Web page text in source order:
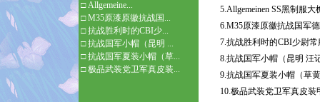
□Allgemeine...
□M35原漆原徽抗战国...
□抗战胜利时的CBI少...
□抗战国军小帽（昆明 ...
□抗战国军夏装小帽（草...
□极品武装党卫军真皮装...
5.Allgemeinen SS黑制服大
6.M35原漆原徽抗战国军
7.抗战胜利时的CBI少尉常
8.抗战国军小帽（昆明 汪
9.抗战国军夏装小帽（草
10.极品武装党卫军真皮装